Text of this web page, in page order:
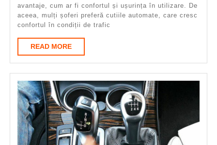
Să
Pornești,
Și
Să
Schimbi
Vitezele
La
O
avantaje, cum ar fi confortul și ușurința în utilizare. De
aceea, mulți șoferi preferă cutiile automate, care cresc
confortul în condiții de trafic
READ MOREREAD
MORE